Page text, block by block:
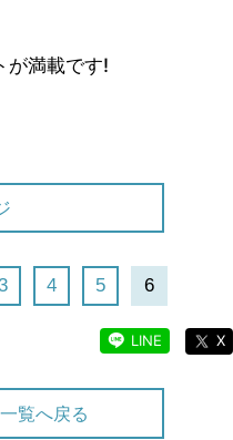
が満載です!
4 5 6
LINE X
覧へ戻る